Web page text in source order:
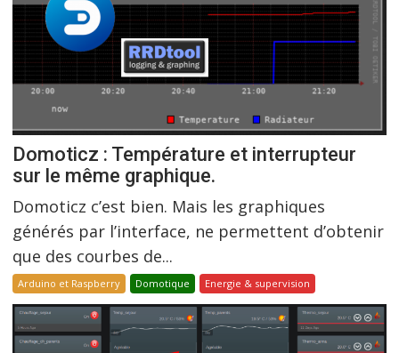
Domoticz : Température et interrupteur
sur le même graphique.
Domoticz c’est bien. Mais les graphiques
générés par l’interface, ne permettent d’obtenir
que des courbes de...
Arduino et Raspberry Domotique Energie & supervision